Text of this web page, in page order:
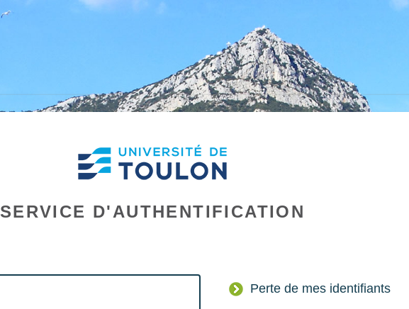
SERVICE D'AUTHENTIFICATION
Perte de mes identifiants